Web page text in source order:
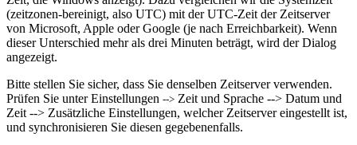
(zeitzonen-bereinigt, also UTC) mit der UTC-Zeit der Zeitserver
von Microsoft, Apple oder Google (je nach Erreichbarkeit). Wenn
dieser Unterschied mehr als drei Minuten beträgt, wird der Dialog
angezeigt.
Bitte stellen Sie sicher, dass Sie denselben Zeitserver verwenden.
Prüfen Sie unter Einstellungen --> Zeit und Sprache --> Datum und
Zeit --> Zusätzliche Einstellungen, welcher Zeitserver eingestellt ist,
und synchronisieren Sie diesen gegebenenfalls.